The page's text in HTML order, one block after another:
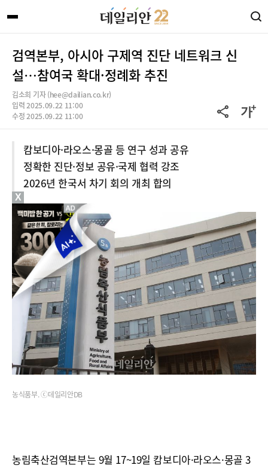
검역본부, 아시아 구제역 진단 네트워크 신
설…참여국 확대·정례화 추진
김소희 기자 (hee@dailian.co.kr)
입력 2025.09.22 11:00
수정 2025.09.22 11:00
캄보디아·라오스·몽골 등 연구 성과 공유
정확한 진단·정보 공유·국제 협력 강조
2026년 한국서 차기 회의 개최 합의
농식품부. ⓒ데일리안DB
농림축산검역본부는 9월 17~19일 캄보디아·라오스·몽골 3
X